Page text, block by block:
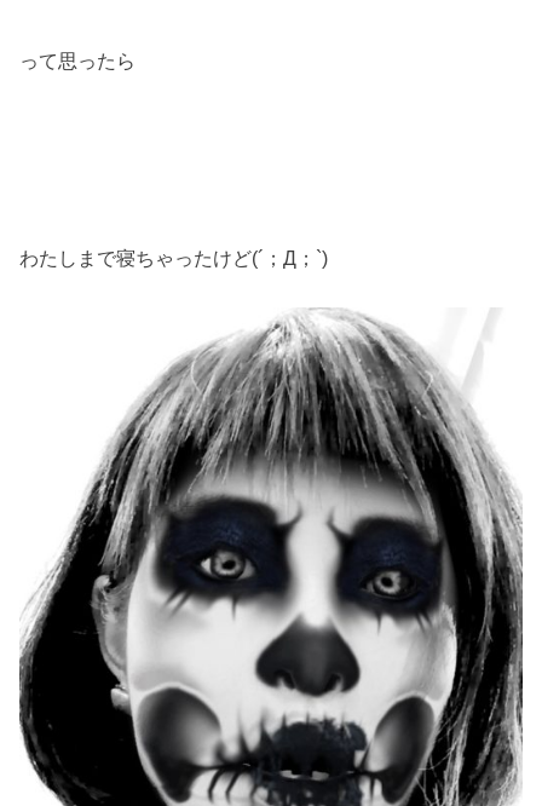
って思ったら
わたしまで寝ちゃったけど(´；Д；`)